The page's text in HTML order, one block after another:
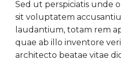
Sed ut perspiciatis unde
sit voluptatem
laudantium, totam rem
quae ab illo inventore
architecto beatae vitae